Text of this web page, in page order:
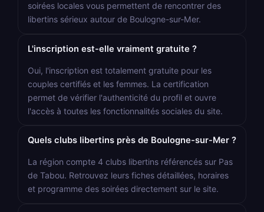
soirées locales vous permettent de rencontrer des
libertins sérieux autour de Boulogne-sur-Mer.
L'inscription est-elle vraiment gratuite ?
Oui, l'inscription est totalement gratuite pour les
couples certifiés et les femmes. La certification
permet de vérifier l'authenticité du profil et ouvre
l'accès à toutes les fonctionnalités sociales du site.
Quels clubs libertins près de Boulogne-sur-Mer ?
La région compte 4 clubs libertins référencés sur Pas
de Tabou. Retrouvez leurs fiches détaillées, horaires
et programme des soirées directement sur le site.